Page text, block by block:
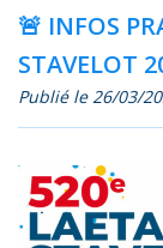
🚨 INFOS
STAVELOT
Publié le 26/03/